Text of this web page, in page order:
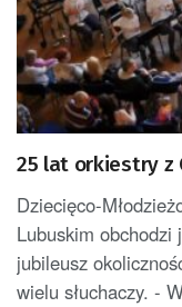
25 lat orkiestry z
Dziecięco-
Lubuskim obchodzi
jubileusz
wielu słuchaczy. -